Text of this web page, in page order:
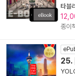
타블
종이
25.